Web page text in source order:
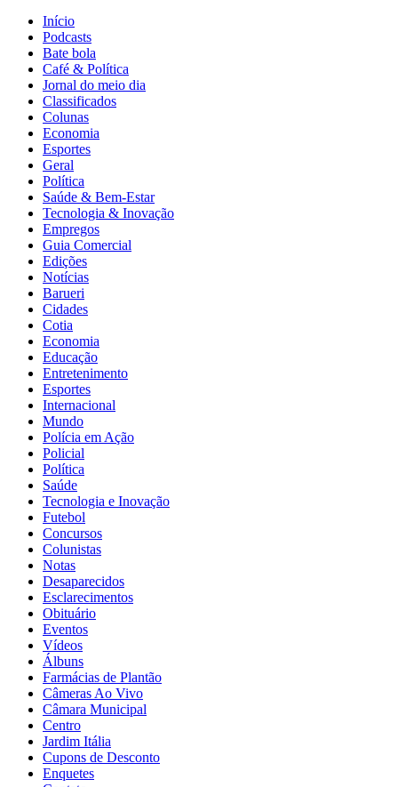
Início
Podcasts
Bate bola
Café & Política
Jornal do meio dia
Classificados
Colunas
Economia
Esportes
Geral
Política
Saúde & Bem-Estar
Tecnologia & Inovação
Empregos
Guia Comercial
Edições
Notícias
Barueri
Cidades
Cotia
Economia
Educação
Entretenimento
Esportes
Internacional
Mundo
Polícia em Ação
Policial
Política
Saúde
Tecnologia e Inovação
Futebol
Concursos
Colunistas
Notas
Desaparecidos
Esclarecimentos
Obituário
Eventos
Vídeos
Álbuns
Farmácias de Plantão
Câmeras Ao Vivo
Câmara Municipal
Centro
Jardim Itália
Cupons de Desconto
Enquetes